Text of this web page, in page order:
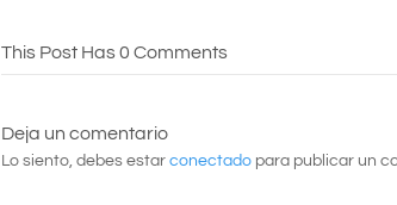
This Post Has 0 Comments
Deja un comentario
Lo siento, debes estar conectado para publicar un